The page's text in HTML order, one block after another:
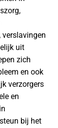
uit
zich
en ook
verzorgers
en
bij het